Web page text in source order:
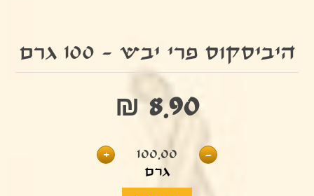
היביסקוס פרי יבש - 100 גרם
₪ 8.90
-
100.00
גרם
+